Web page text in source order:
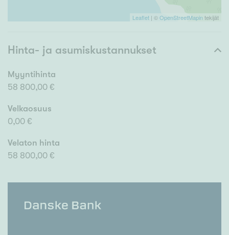
Leaflet | ©OpenStreetMapintekijät
Hinta- ja asumiskustannukset
Myyntihinta
58 800,00 €
Velkaosuus
0,00 €
Velaton hinta
58 800,00 €